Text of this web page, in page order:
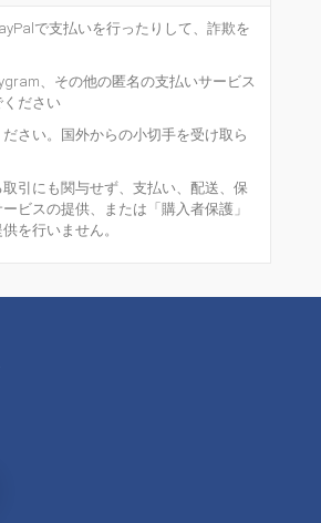
で支払いを行ったりして、詐欺を
、その他の匿名の支払いサービス
ださい
さい。国外からの小切手を受け取ら
引にも関与せず、支払い、配送、保
ビスの提供、または「購入者保護」
を行いません。